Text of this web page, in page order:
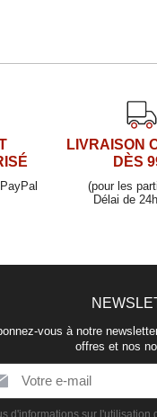
LIVRAISON
DÈS
(pour les
Délai de
vous à notre
offres et nos
d'informations sur l'utilisation